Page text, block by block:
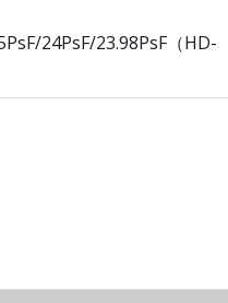
24PsF/23.98PsF（HD-